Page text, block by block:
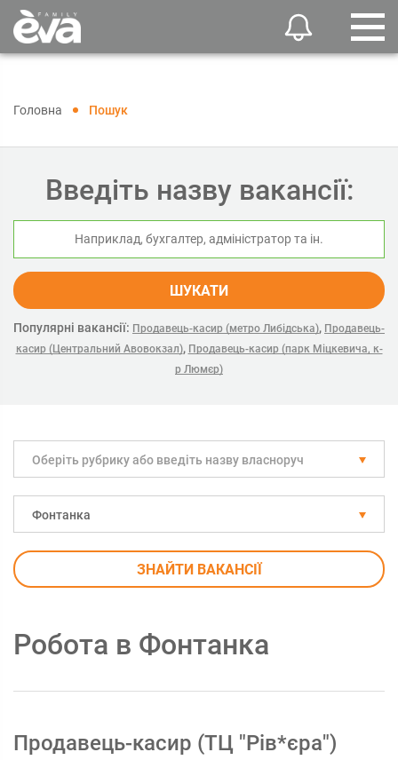
Головна Пошук
Введіть назву вакансії:
ШУКАТИ
Популярні вакансії: Продавець-касир (метро Либідська), Продавець-
касир (Центральний Авовокзал), Продавець-касир (парк Міцкевича, к-
р Люмєр)
Оберіть рубрику або введіть назву власноруч
Фонтанка
ЗНАЙТИ ВАКАНСІЇ
Робота в Фонтанка
Продавець-касир (ТЦ "Рів*єра")